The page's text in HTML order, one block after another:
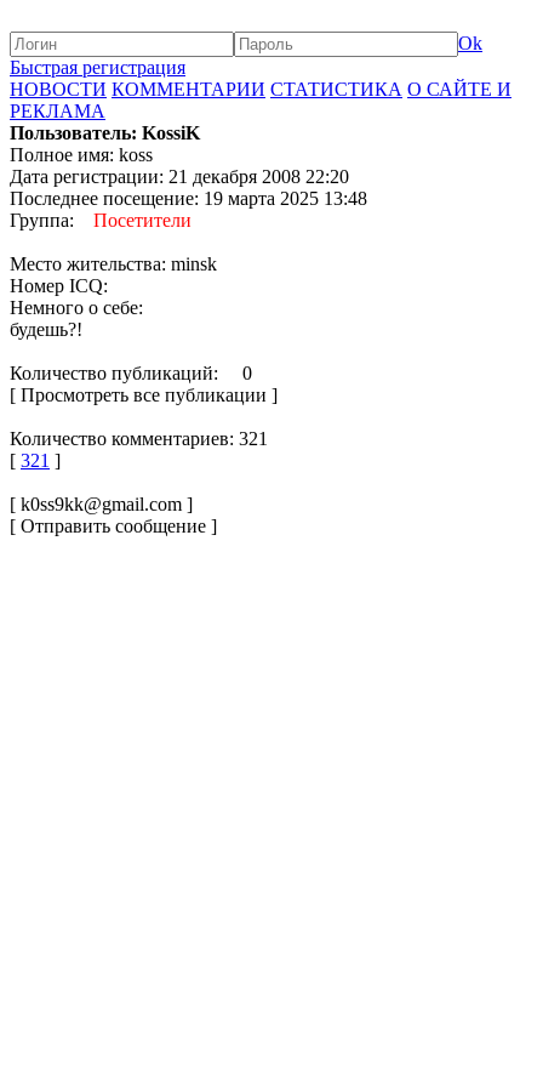
Ok
Быстрая регистрация
НОВОСТИ КОММЕНТАРИИ СТАТИСТИКА О САЙТЕ И
РЕКЛАМА
Пользователь: KossiK
Полное имя: koss
Дата регистрации: 21 декабря 2008 22:20
Последнее посещение: 19 марта 2025 13:48
Группа: Посетители
Место жительства: minsk
Номер ICQ:
Немного о себе:
будешь?!
Количество публикаций: 0
[ Просмотреть все публикации ]
Количество комментариев: 321
[ 321 ]
[ k0ss9kk@gmail.com ]
[ Отправить сообщение ]